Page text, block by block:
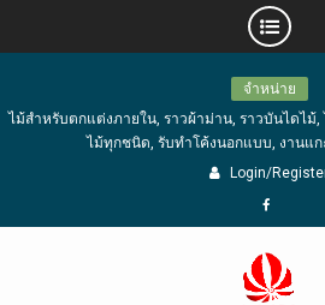
content
จำหน่าย
ไม้สำหรับตกแต่งภายใน, ราวผ้าม่าน, ราวบันไดไม้,
ไม้ทุกชนิด, รับทำโค้งนอกแบบ, งานแ
Login/